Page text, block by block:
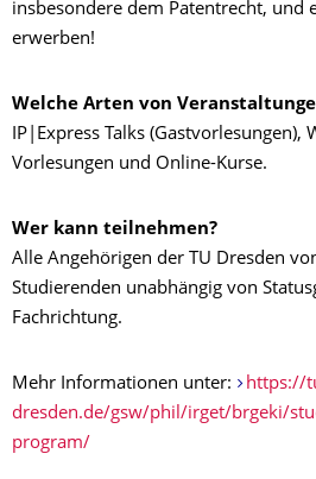
insbesondere dem Patentrecht, und
erwerben!
Welche Arten von
IP|Express Talks (Gastvorlesungen),
Vorlesungen und Online-Kurse.
Wer kann teilnehmen?
Alle Angehörigen der TU Dresden
Studierenden unabhängig von
Fachrichtung.
Mehr Informationen unter:
https://
dresden.de/gsw/phil/irget/brgeki/
program/